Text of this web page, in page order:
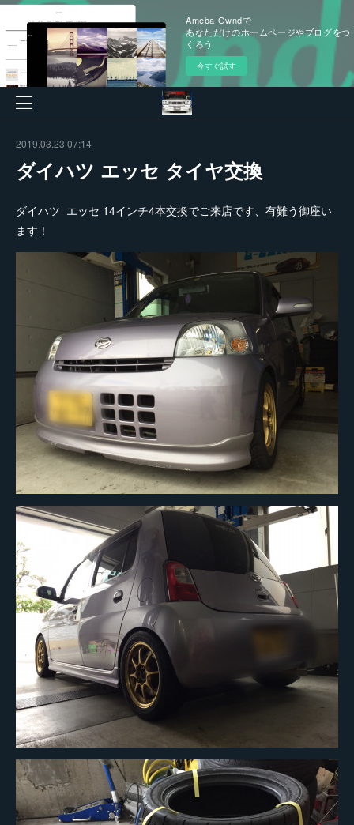
Ameba Owndで
あなただけのホームページやブログをつ
くろう
今すぐ試す
2019.03.23 07:14
ダイハツ エッセ タイヤ交換
ダイハツ エッセ 14インチ4本交換でご来店です、有難う御座い
ます！